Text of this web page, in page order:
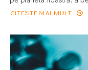
CITEȘTE MAI MULT